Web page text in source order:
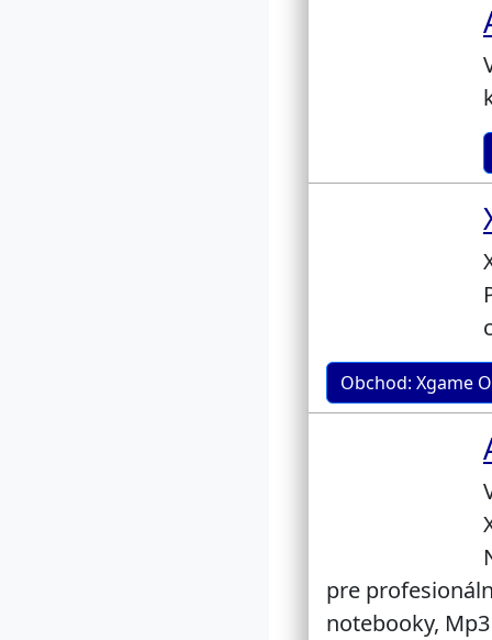
Obchod: Xgame
pre
notebooky,